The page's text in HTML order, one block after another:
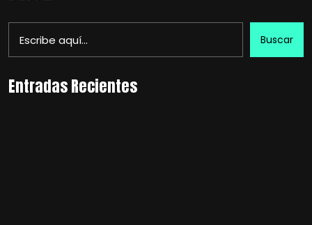
Buscar
Entradas Recientes